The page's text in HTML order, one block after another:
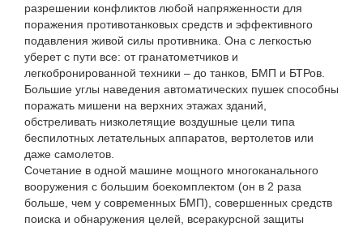
разрешении конфликтов любой напряженности для
поражения противотанковых средств и эффективного
подавления живой силы противника. Она с легкостью
уберет с пути все: от гранатометчиков и
легкобронированной техники – до танков, БМП и БТРов.
Большие углы наведения автоматических пушек способны
поражать мишени на верхних этажах зданий,
обстреливать низколетящие воздушные цели типа
беспилотных летательных аппаратов, вертолетов или
даже самолетов.
Сочетание в одной машине мощного многоканального
вооружения с большим боекомплектом (он в 2 раза
больше, чем у современных БМП), совершенных средств
поиска и обнаружения целей, всеракурсной защиты